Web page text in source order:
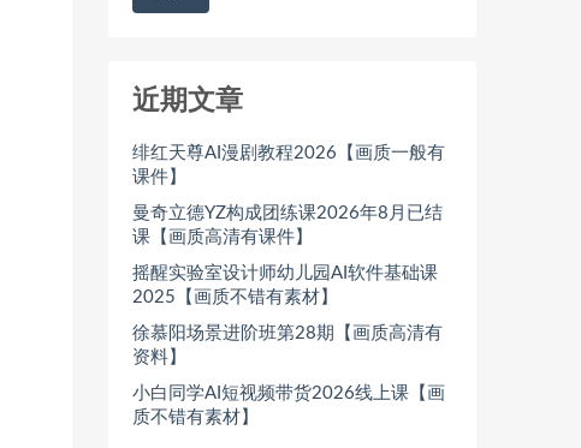
近期文章
绯红天尊AI漫剧教程2026【画质一般有
课件】
曼奇立德YZ构成团练课2026年8月已结
课【画质高清有课件】
摇醒实验室设计师幼儿园AI软件基础课
2025【画质不错有素材】
徐慕阳场景进阶班第28期【画质高清有
资料】
小白同学AI短视频带货2026线上课【画
质不错有素材】